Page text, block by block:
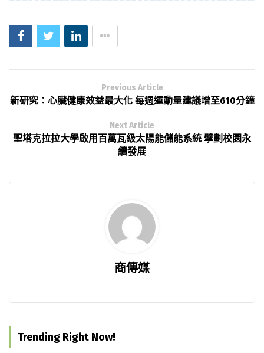
Previous Article
新研究：心臟健康效益最大化 每週運動量建議增至610分鐘
Next Article
聖塔克拉拉大學啟用百萬瓦級太陽能儲能系統 擘劃校園永
續發展
商傳媒
Trending Right Now!